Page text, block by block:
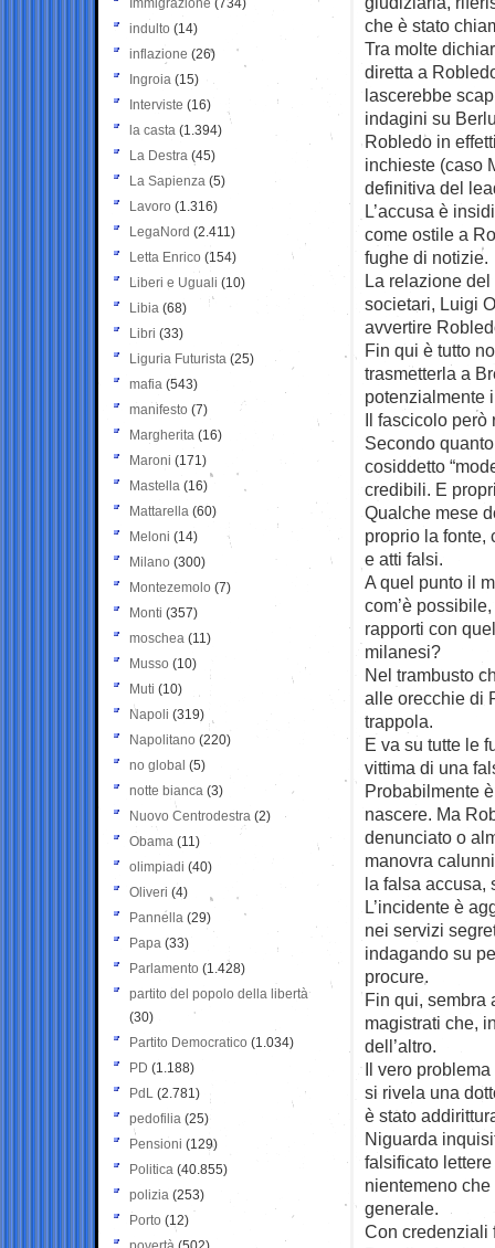
che è stato
Tra molte
diretta a
lascerebbe
indagini su
Robledo in
inchieste (caso
definitiva del
L’accusa è
come ostile a
fughe di notizie.
La relazione
societari, Luigi
avvertire
Fin qui è tutto
trasmetterla a
potenzialmente
Il fascicolo però
Secondo
cosiddetto
credibili. E
Qualche mese
proprio la fonte,
e atti falsi.
A quel punto il
com’è
rapporti con
milanesi?
Nel trambusto
alle orecchie di
trappola.
E va su tutte le
vittima di una
Probabilmente
nascere. Ma
denunciato o
manovra
la falsa accusa,
L’incidente è
nei servizi
indagando su
procure.
Fin qui, sembra
magistrati che,
dell’altro.
Il vero
si rivela una
è stato
Niguarda
falsificato
nientemeno
generale.
Con credenziali
Immigrazione (734)
indulto (14)
inflazione (26)
Ingroia (15)
Interviste (16)
la casta (1.394)
La Destra (45)
La Sapienza (5)
Lavoro (1.316)
LegaNord (2.411)
Letta Enrico (154)
Liberi e Uguali (10)
Libia (68)
Libri (33)
Liguria Futurista (25)
mafia (543)
manifesto (7)
Margherita (16)
Maroni (171)
Mastella (16)
Mattarella (60)
Meloni (14)
Milano (300)
Montezemolo (7)
Monti (357)
moschea (11)
Musso (10)
Muti (10)
Napoli (319)
Napolitano (220)
no global (5)
notte bianca (3)
Nuovo Centrodestra (2)
Obama (11)
olimpiadi (40)
Oliveri (4)
Pannella (29)
Papa (33)
Parlamento (1.428)
partito del popolo della libertà
(30)
Partito Democratico (1.034)
PD (1.188)
PdL (2.781)
pedofilia (25)
Pensioni (129)
Politica (40.855)
polizia (253)
Porto (12)